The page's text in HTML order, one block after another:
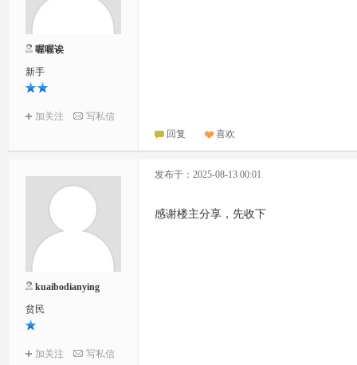
喔喔诶
新手
加关注 写私信
回复 喜欢
kuaibodianying
贫民
加关注 写私信
发布于：2025-08-13 00:01
感谢楼主分享，先收下